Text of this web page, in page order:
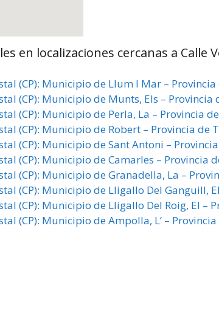
en localizaciones cercanas a Calle
(CP): Municipio de Llum I Mar –
(CP): Municipio de Munts, Els – Provincia
(CP): Municipio de Perla, La – Provincia
(CP): Municipio de Robert – Provincia de
(CP): Municipio de Sant Antoni –
(CP): Municipio de Camarles – Provincia
(CP): Municipio de Granadella, La –
(CP): Municipio de Lligallo Del Ganguill,
(CP): Municipio de Lligallo Del Roig, El –
(CP): Municipio de Ampolla, L’ –